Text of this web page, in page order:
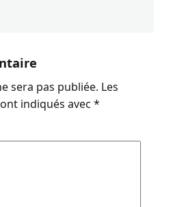
sera pas publiée. Les
indiqués avec *